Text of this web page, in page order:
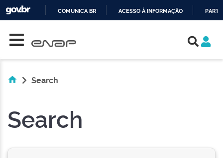
COMUNICA BR ACESSO À INFORMAÇÃO
Search
Search